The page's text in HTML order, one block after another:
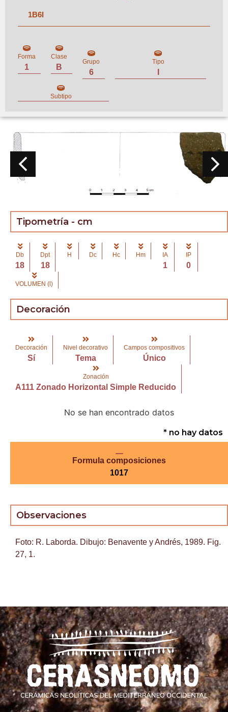
1B6I
Forma
1
Clase
B
Grupo
6
Tipo
Subtipo
Tipometría - cm
Db
18
Dpt
18
H Dc Hc Hm IA
1
IP
0
VOLUMEN (l)
Decoración
Decoración
Sí
Nivel decorativo
Tema
Campos compositivos
Único
Zonación
A111 Zonado Horizontal Simple Reducido
No se han encontrado datos
* no hay datos
Formula composiciones
1017
Observaciones
Foto: R. Laborda. Dibujo: Benavente y Andrés, 1989. Fig.
27, 1.